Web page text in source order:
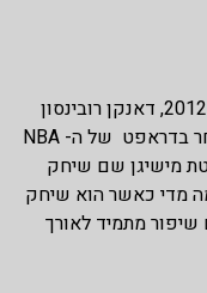
הוא החל את קריירת הכדורסל שלו בשנת 2012, דאנקן רובינסון
גילה כישרון ומיומנות בספורט זה.הוא נבחר בדראפט של ה- NBA
2013 מאוניברסיטת מישיגן שם שיחק
מדי כאשר הוא שיחק
שיפור מתמיד לאורך